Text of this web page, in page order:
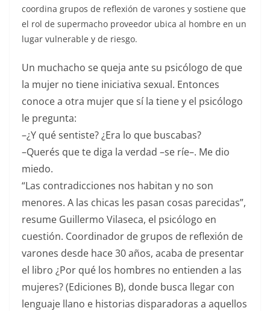
coordina grupos de reflexión de varones y sostiene que
el rol de supermacho proveedor ubica al hombre en un
lugar vulnerable y de riesgo.
Un muchacho se queja ante su psicólogo de que
la mujer no tiene iniciativa sexual. Entonces
conoce a otra mujer que sí la tiene y el psicólogo
le pregunta:
–¿Y qué sentiste? ¿Era lo que buscabas?
–Querés que te diga la verdad –se ríe–. Me dio
miedo.
“Las contradicciones nos habitan y no son
menores. A las chicas les pasan cosas parecidas”,
resume Guillermo Vilaseca, el psicólogo en
cuestión. Coordinador de grupos de reflexión de
varones desde hace 30 años, acaba de presentar
el libro ¿Por qué los hombres no entienden a las
mujeres? (Ediciones B), donde busca llegar con
lenguaje llano e historias disparadoras a aquellos